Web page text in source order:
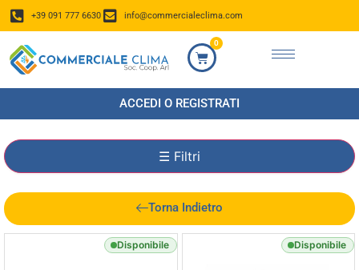
+39 091 777 6630 info@commercialeclima.com
0
ACCEDI O REGISTRATI
Torna Indietro
☰ Filtri
Disponibile Disponibile